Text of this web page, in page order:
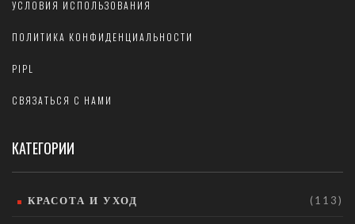
УСЛОВИЯ ИСПОЛЬЗОВАНИЯ
ПОЛИТИКА КОНФИДЕНЦИАЛЬНОСТИ
PIPL
СВЯЗАТЬСЯ С НАМИ
КАТЕГОРИИ
КРАСОТА И УХОД (113)